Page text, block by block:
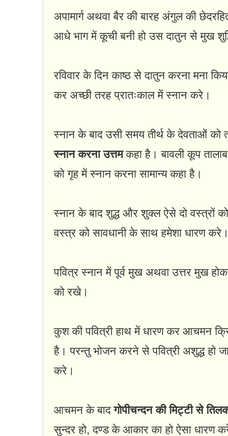
अपामार्ग अथवा बैर की बारह अंगुल की
आधे भाग में कूची बनी हो उस दातुन से मुख
रविवार के दिन काष्ठ से दातुन करना मना
कर अच्छी तरह प्रातःकाल में स्नान करे।
स्नान के बाद उसी समय तीर्थ के देवताओं को
स्नान करना उत्तमकहा है। बावली कूप
को गृह में स्नान करना सामान्य कहा है।
स्नान के बाद शुद्ध और शुक्ल ऐसे दो वस्त्रों
वस्त्र को सावधानी के साथ हमेशा धारण करे।
पवित्र स्नान में पूर्व मुख अथवा उत्तर मुख
को रखे।
कुश की पवित्री हाथ में धारण कर आचमन
है। परन्तु भोजन करने से पवित्री अशुद्ध हो
करे।
आचमन के बादगोपीचन्दन की मिट्टी से
सुन्दर हो, दण्ड के आकार का हो ऐसा धारण